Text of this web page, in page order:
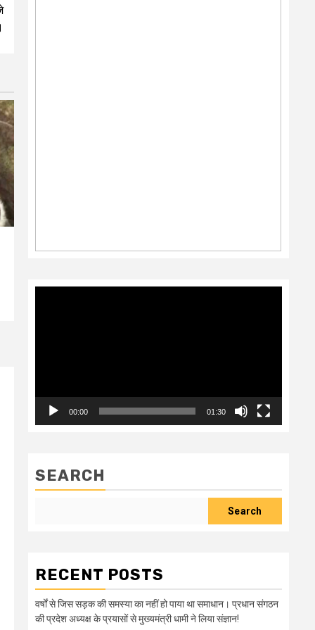
00:00 01:30
SEARCH
Search
RECENT POSTS
वर्षों से जिस सड़क की समस्या का नहीं हो पाया था समाधान। प्रधान संगठन
की प्रदेश अध्यक्ष के प्रयासों से मुख्यमंत्री धामी ने लिया संज्ञान!